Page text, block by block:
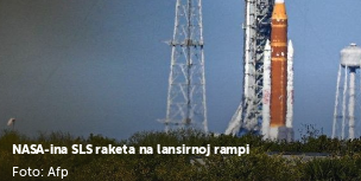
NASA-ina SLS raketa na lansirnoj rampi
Foto: Afp